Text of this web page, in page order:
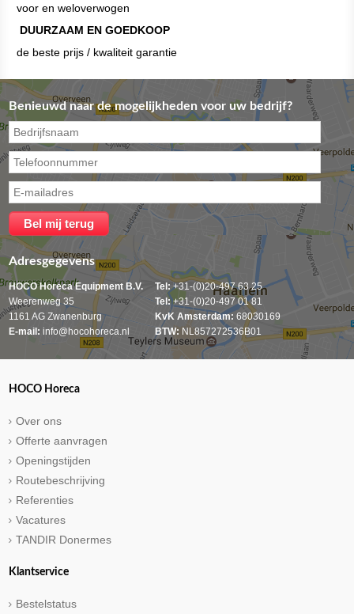
voor en weloverwogen
DUURZAAM EN GOEDKOOP
de beste prijs / kwaliteit garantie
Benieuwd naar de mogelijkheden voor uw bedrijf?
Adresgegevens
HOCO Horeca Equipment B.V.
Weerenweg 35
1161 AG Zwanenburg
E-mail: info@hocohoreca.nl
Tel:+31-(0)20-497 63 25
Tel:+31-(0)20-497 01 81
KvK Amsterdam: 68030169
BTW: NL857272536B01
HOCO Horeca
Over ons
Offerte aanvragen
Openingstijden
Routebeschrijving
Referenties
Vacatures
TANDIR Donermes
Klantservice
Bestelstatus